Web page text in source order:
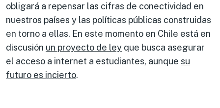
obligará a repensar las cifras de conectividad en
nuestros países y las políticas públicas construidas
en torno a ellas. En este momento en Chile está en
discusión un proyecto de ley que busca asegurar
el acceso a internet a estudiantes, aunque su
futuro es incierto.